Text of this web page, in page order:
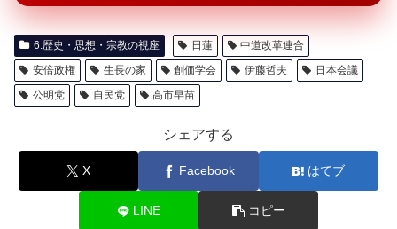
6.歴史・思想・宗教の視座 日蓮
中道改革連合
安倍政権
生長の家 創価学会 伊藤哲夫
日本会議
公明党
自民党 高市早苗
シェアする
X Facebook はてブ
LINE コピー